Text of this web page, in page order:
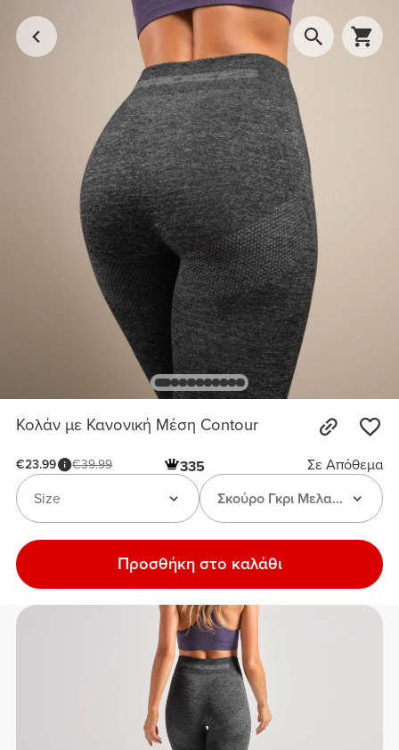
Κολάν με Κανονική Μέση Contour
€23.99 €39.99 335
Σε Απόθεμα
Σκούρο Γκρι Μελανζέ
Size
Προσθήκη στο καλάθι